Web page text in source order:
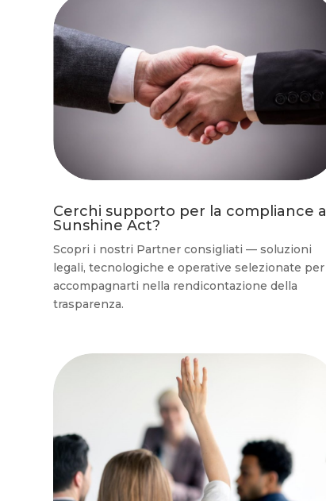
Cerchi supporto per la compliance al
Sunshine Act?
Scopri i nostri Partner consigliati — soluzioni
legali, tecnologiche e operative selezionate per
accompagnarti nella rendicontazione della
trasparenza.